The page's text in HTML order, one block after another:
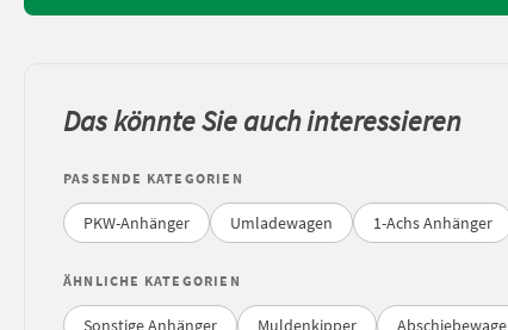
Das könnte Sie auch interessieren
PASSENDE KATEGORIEN
PKW-Anhänger Umladewagen 1-Achs Anhänger
ÄHNLICHE KATEGORIEN
Sonstige Anhänger Muldenkipper